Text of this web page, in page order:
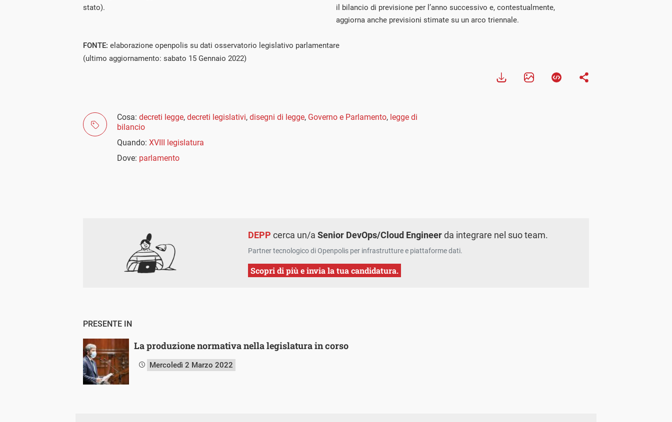
stato).
il bilancio di previsione per l’anno successivo e, contestualmente,
aggiorna anche previsioni stimate su un arco triennale.
FONTE: elaborazione openpolis su dati osservatorio legislativo parlamentare
(ultimo aggiornamento: sabato 15 Gennaio 2022)
Cosa: decreti legge, decreti legislativi, disegni di legge, Governo e Parlamento, legge di
bilancio
Quando: XVIII legislatura
Dove: parlamento
DEPP cerca un/aSenior DevOps/Cloud Engineerda integrare nel suo team.
Partner tecnologico di Openpolis per infrastrutture e piattaforme dati.
Scopri di più e invia la tua candidatura.
PRESENTE IN
La produzione normativa nella legislatura in corso
Mercoledì 2 Marzo 2022